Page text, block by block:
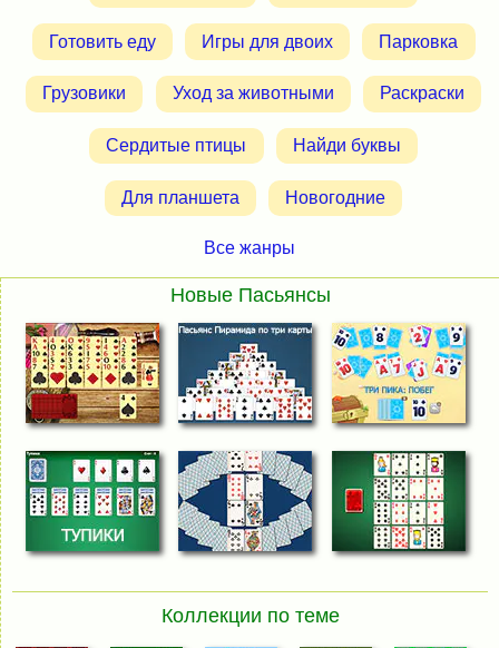
Готовить еду Игры для двоих Парковка
Грузовики Уход за животными Раскраски
Сердитые птицы Найди буквы
Для планшета Новогодние
Все жанры
Новые Пасьянсы
Коллекции по теме